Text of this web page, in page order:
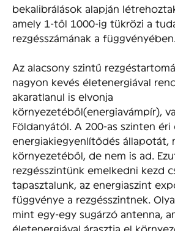
bekalibrálások alapján
amely 1-től 1000-ig tükrözi a
rezgésszámának a függvényében.
Az alacsony szintű
nagyon kevés életenergiával
akaratlanul is elvonja
környezetéből(energiavámpír),
Földanyától. A 200-as szinten éri
energiakiegyenlítődés állapotát,
környezetéből, de nem is ad.
rezgésszintünk emelkedni kezd
tapasztalunk, az energiaszint
függvénye a rezgésszintnek.
mint egy-egy sugárzó antenna,
életenergiával árasztja el